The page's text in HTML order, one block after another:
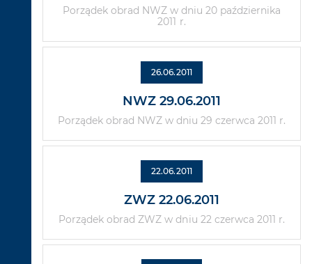
Porządek obrad NWZ w dniu 20 października
2011 r.
26.06.2011
NWZ 29.06.2011
Porządek obrad NWZ w dniu 29 czerwca 2011 r.
22.06.2011
ZWZ 22.06.2011
Porządek obrad ZWZ w dniu 22 czerwca 2011 r.